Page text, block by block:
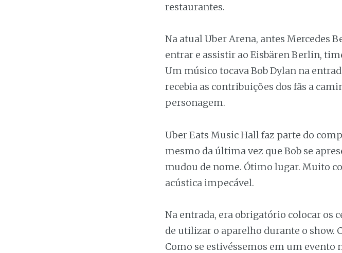
restaurantes.
Na atual Uber Arena, antes Mercedes
entrar e assistir ao Eisbären Berlin,
Um músico tocava Bob Dylan na
recebia as contribuições dos fãs a
personagem.
Uber Eats Music Hall faz parte do
mesmo da última vez que Bob se
mudou de nome. Ótimo lugar. Muito
acústica impecável.
Na entrada, era obrigatório colocar os
de utilizar o aparelho durante o show.
Como se estivéssemos em um evento